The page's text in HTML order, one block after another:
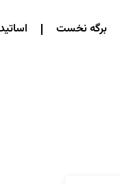
برگه نخست اساتید